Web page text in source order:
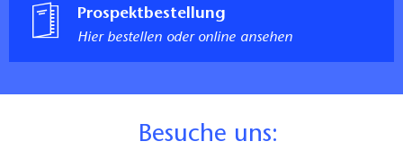
Prospektbestellung
Hier bestellen oder online ansehen
Besuche uns: